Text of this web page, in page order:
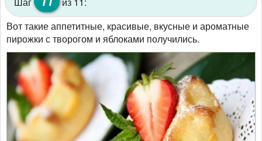
Вот такие аппетитные, красивые, вкусные и ароматные
пирожки с творогом и яблоками получились.